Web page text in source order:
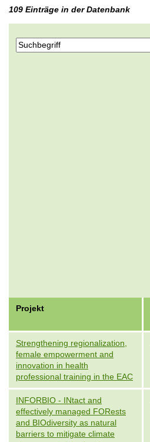
109 Einträge in der Datenbank
Projekt
Strengthening regionalization,
female empowerment and
innovation in health
professional training in the EAC
INFORBIO - INtact and
effectively managed FORests
and BIOdiversity as natural
barriers to mitigate climate